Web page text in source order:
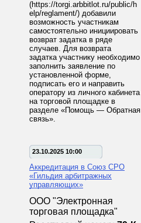
(https://torgi.arbbitlot.ru/public/h
elp/reglament/) добавили
возможность участникам
самостоятельно инициировать
возврат задатка в ряде
случаев. Для возврата
задатка участнику необходимо
заполнить заявление по
установленной форме,
подписать его и направить
оператору из личного кабинета
на торговой площадке в
разделе «Помощь — Обратная
связь».
23.10.2025 10:00
Аккредитация в Союз СРО
«Гильдия арбитражных
управляющих»
ООО "Электронная
торговая площадка"